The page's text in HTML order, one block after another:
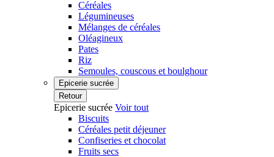
Céréales
Légumineuses
Mélanges de céréales
Oléagineux
Pates
Riz
Semoules, couscous et boulghour
Epicerie sucrée
Retour
Epicerie sucrée Voir tout
Biscuits
Céréales petit déjeuner
Confiseries et chocolat
Fruits secs